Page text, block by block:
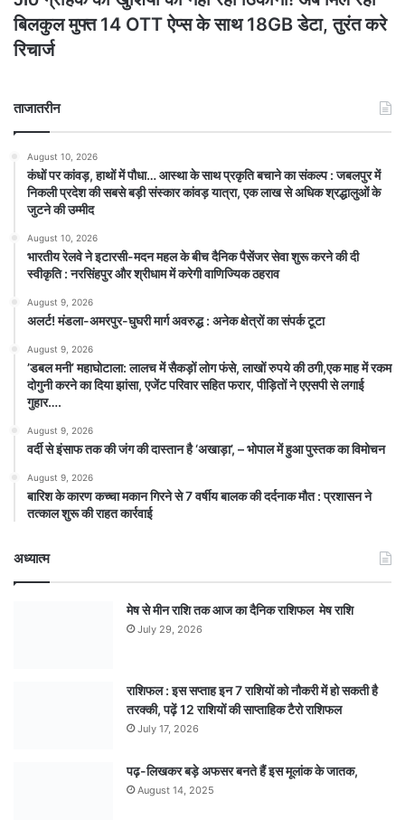
बिलकुल मुफ्त 14 OTT ऐप्स के साथ 18GB डेटा, तुरंत करे
रिचार्ज
ताजातरीन
August 10, 2026
कंधों पर कांवड़, हाथों में पौधा… आस्था के साथ प्रकृति बचाने का संकल्प : जबलपुर में
निकली प्रदेश की सबसे बड़ी संस्कार कांवड़ यात्रा, एक लाख से अधिक श्रद्धालुओं के
जुटने की उम्मीद
August 10, 2026
भारतीय रेलवे ने इटारसी-मदन महल के बीच दैनिक पैसेंजर सेवा शुरू करने की दी
स्वीकृति : नरसिंहपुर और श्रीधाम में करेगी वाणिज्यिक ठहराव
August 9, 2026
अलर्ट! मंडला-अमरपुर-घुघरी मार्ग अवरुद्ध : अनेक क्षेत्रों का संपर्क टूटा
August 9, 2026
​’डबल मनी’ महाघोटाला: लालच में सैकड़ों लोग फंसे, लाखों रुपये की ठगी,एक माह में रकम
दोगुनी करने का दिया झांसा, एजेंट परिवार सहित फरार, पीड़ितों ने एएसपी से लगाई
गुहार….
August 9, 2026
वर्दी से इंसाफ तक की जंग की दास्तान है ‘अखाड़ा’, – भोपाल में हुआ पुस्तक का विमोचन
August 9, 2026
बारिश के कारण कच्चा मकान गिरने से 7 वर्षीय बालक की दर्दनाक मौत : प्रशासन ने
तत्काल शुरू की राहत कार्रवाई
अध्यात्म
मेष से मीन राशि तक आज का दैनिक राशिफल मेष राशि
July 29, 2026
राशिफल : इस सप्ताह इन 7 राशियों को नौकरी में हो सकती है
तरक्की, पढ़ें 12 राशियों की साप्ताहिक टैरो राशिफल
July 17, 2026
पढ़-लिखकर बड़े अफसर बनते हैं इस मूलांक के जातक,
August 14, 2025